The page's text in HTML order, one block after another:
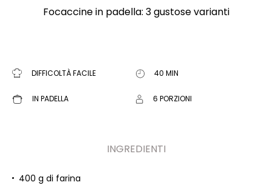
Focaccine in padella: 3 gustose varianti
DIFFICOLTÀ FACILE 40 MIN
IN PADELLA 6 PORZIONI
INGREDIENTI
400 g di farina